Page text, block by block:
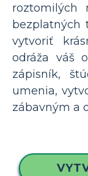
roztomilých
bezplatných
vytvoriť
odráža váš
zápisník,
umenia,
zábavným a